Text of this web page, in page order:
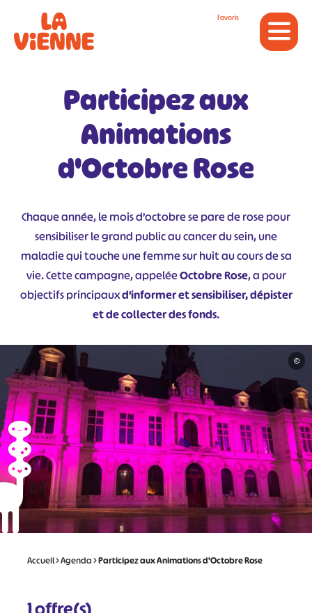
Favoris
Participez aux
Animations
d'Octobre Rose
Chaque année, le mois d’octobre se pare de rose pour
sensibiliser le grand public au cancer du sein, une
maladie qui touche une femme sur huit au cours de sa
vie. Cette campagne, appeléeOctobre Rose, a pour
objectifs principauxd’informer et sensibiliser, dépister
et de collecter des fonds.
©
Accueil>Agenda>Participez aux Animations d'Octobre Rose